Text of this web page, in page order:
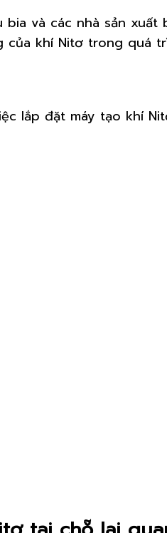
và các nhà sản
khí Nitơ trong quá
lắp đặt máy tạo khí